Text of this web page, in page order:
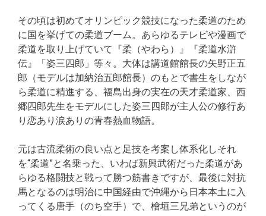
その頃は初めてオリンピック競技になった柔道のため
に国を挙げての柔道ブーム。あらゆるテレビや漫画で
柔道を取り上げていて『柔（やわら）』『柔道水滸
伝』「姿三四郎」等々。大体は講道館館長の矢野正五
郎（モデルは加納治五郎館長）のもとで書生をしなが
ら柔道に精進する、福島出身の実在の天才柔道家、西
郷四郎先生をモデルにした姿三四郎が主人公の修行あ
り恋あり涙ありの青春熱血物語。
元は古流柔術の良い点と足技を考案し体系化しそれ
を“柔道”と名乗った、いわば新興武術だった柔道があ
らゆる格闘技と戦って勝つ筋書きですが、最後に対抗
馬となるのは明治に中国経由で沖縄から日本本土に入
ってくる唐手（のち空手）で、檜垣三兄弟というのが